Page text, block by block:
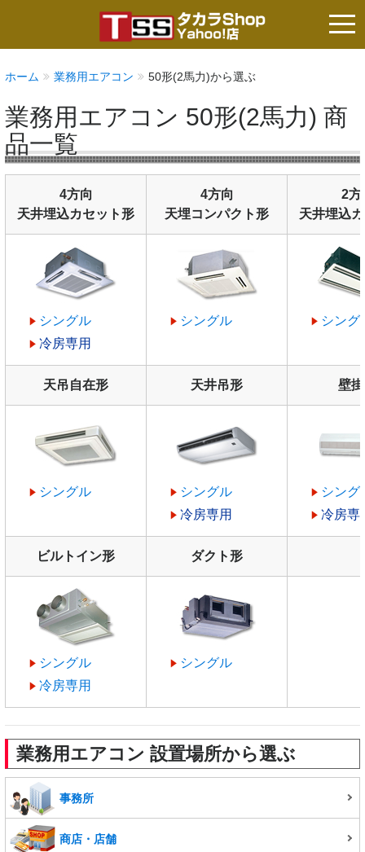
ホーム 業務用エアコン 50形(2馬力)から選ぶ
業務用エアコン 50形(2馬力) 商
品一覧
4方向
天井埋込カセット形
4方向
天埋コンパクト形
2方
天井埋込
シングル
冷房専用
シングル シング
天吊自在形 天井吊形 壁
シングル
シングル
冷房専用
シング
冷房専
ビルトイン形 ダクト形
シングル
冷房専用
シングル
業務用エアコン 設置場所から選ぶ
事務所
商店・店舗